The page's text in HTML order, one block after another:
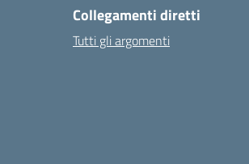
Collegamenti diretti
Tutti gli argomenti